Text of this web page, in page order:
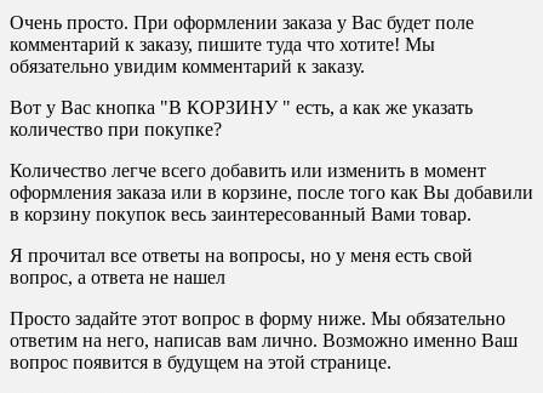
Очень просто. При оформлении заказа у Вас будет поле
комментарий к заказу, пишите туда что хотите! Мы
обязательно увидим комментарий к заказу.
Вот у Вас кнопка "В КОРЗИНУ " есть, а как же указать
количество при покупке?
Количество легче всего добавить или изменить в момент
оформления заказа или в корзине, после того как Вы добавили
в корзину покупок весь заинтересованный Вами товар.
Я прочитал все ответы на вопросы, но у меня есть свой
вопрос, а ответа не нашел
Просто задайте этот вопрос в форму ниже. Мы обязательно
ответим на него, написав вам лично. Возможно именно Ваш
вопрос появится в будущем на этой странице.